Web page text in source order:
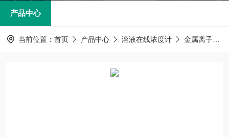
产品中心
当前位置： 首页 产品中心 溶液在线浓度计 金属离子浓度分析仪